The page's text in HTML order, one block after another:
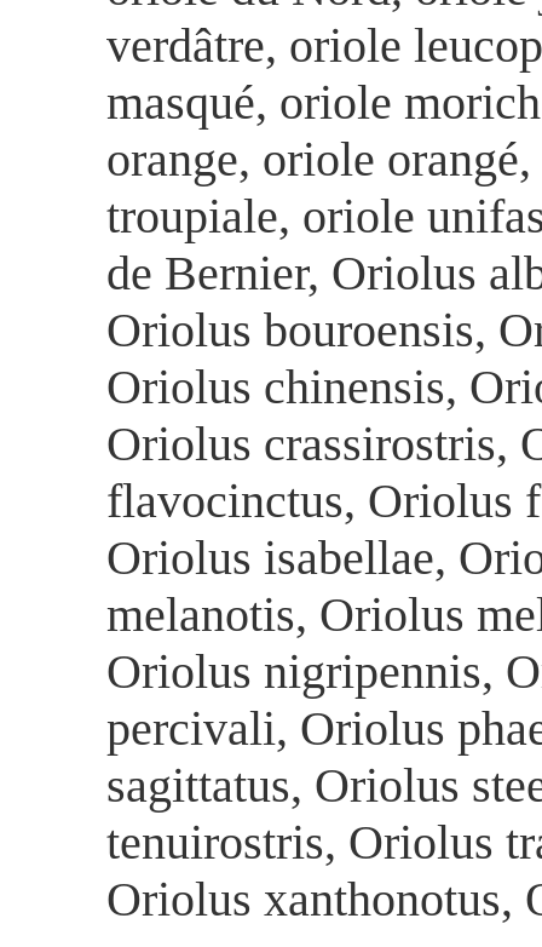
verdâtre, oriole
masqué, oriole
orange, oriole
troupiale, oriole
de Bernier, Oriolus
Oriolus bouroensis,
Oriolus chinensis,
Oriolus crassirostris,
flavocinctus, Oriolus
Oriolus isabellae,
melanotis, Oriolus
Oriolus nigripennis,
percivali, Oriolus
sagittatus, Oriolus
tenuirostris, Oriolus
Oriolus xanthonotus,